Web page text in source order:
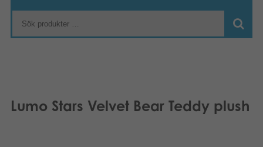
Familjespel
Pussel
TACTIC
Vår berättelse
Göra en reklamation
Länkar och sidor
Lumo Stars Velvet Bear Teddy plush